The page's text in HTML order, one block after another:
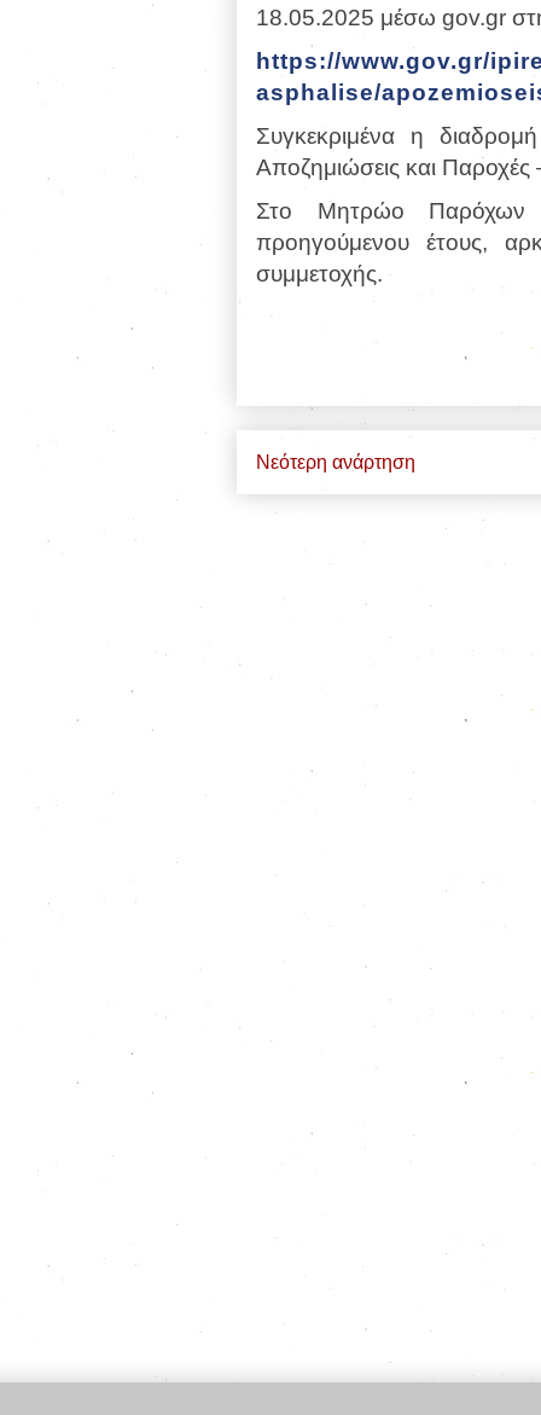
18.05.2025 μέσω gov.gr
https://www.gov.gr/
asphalise/
Συγκεκριμένα η
Αποζημιώσεις και
Στο Μητρώο Παρόχων
προηγούμενου έτους,
συμμετοχής.
Νεότερη ανάρτηση